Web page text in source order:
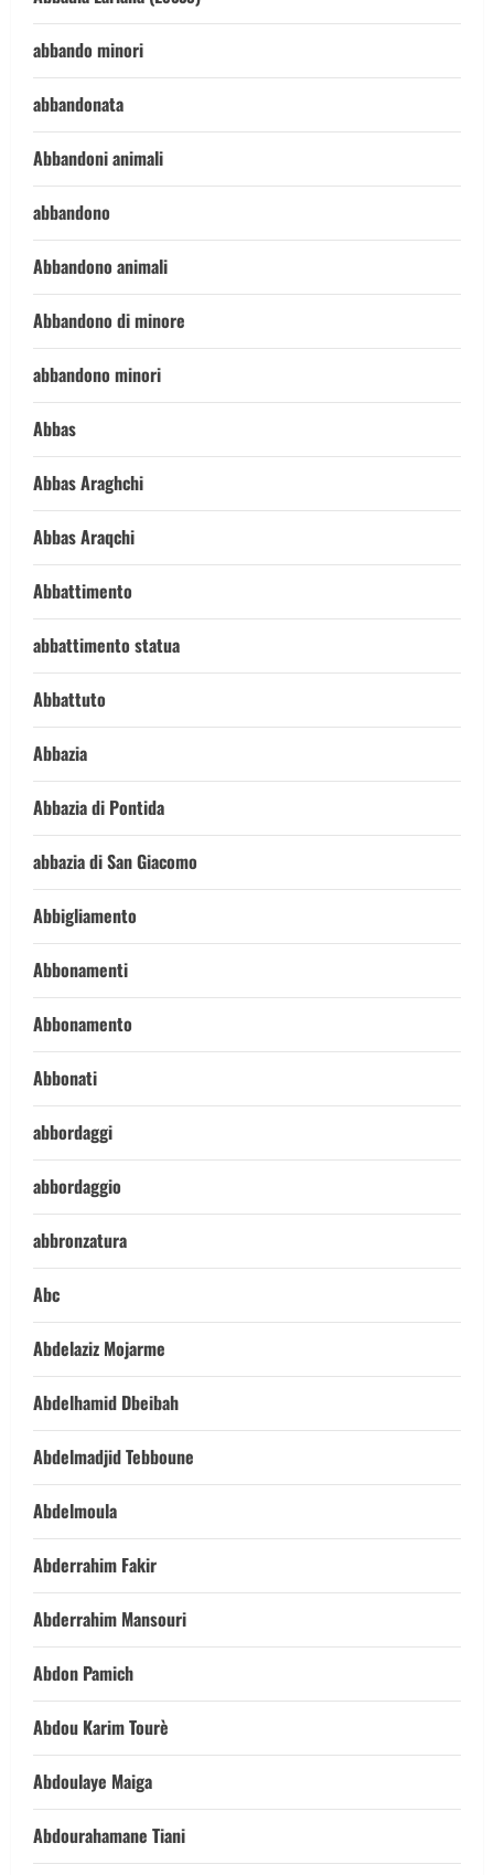
abbando minori
abbandonata
Abbandoni animali
abbandono
Abbandono animali
Abbandono di minore
abbandono minori
Abbas
Abbas Araghchi
Abbas Araqchi
Abbattimento
abbattimento statua
Abbattuto
Abbazia
Abbazia di Pontida
abbazia di San Giacomo
Abbigliamento
Abbonamenti
Abbonamento
Abbonati
abbordaggi
abbordaggio
abbronzatura
Abc
Abdelaziz Mojarme
Abdelhamid Dbeibah
Abdelmadjid Tebboune
Abdelmoula
Abderrahim Fakir
Abderrahim Mansouri
Abdon Pamich
Abdou Karim Tourè
Abdoulaye Maiga
Abdourahamane Tiani